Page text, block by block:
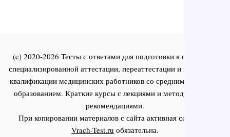
(c) 2020-2026 Тесты с ответами для подготовки к первичной
специализированной аттестации, переаттестации и повышения
квалификации медицинских работников со средним и высшим
образованием. Краткие курсы с лекциями и методическими
рекомендациями.
При копировании материалов с сайта активная ссылка на
Vrach-Test.ru обязательна.